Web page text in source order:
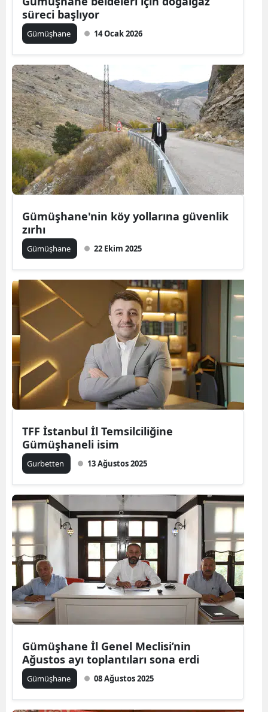
Bayburt
Karaman
Kırıkkale
Batman
Şırnak
Bartın
Iğdır
Yalova
Karabük
Kilis
Osmaniye
Düzce
süreci başlıyor
Gümüşhane 14 Ocak 2026
Gümüşhane'nin köy yollarına güvenlik
zırhı
Gümüşhane 22 Ekim 2025
TFF İstanbul İl Temsilciliğine
Gümüşhaneli isim
Gurbetten 13 Ağustos 2025
Gümüşhane İl Genel Meclisi’nin
Ağustos ayı toplantıları sona erdi
Gümüşhane 08 Ağustos 2025